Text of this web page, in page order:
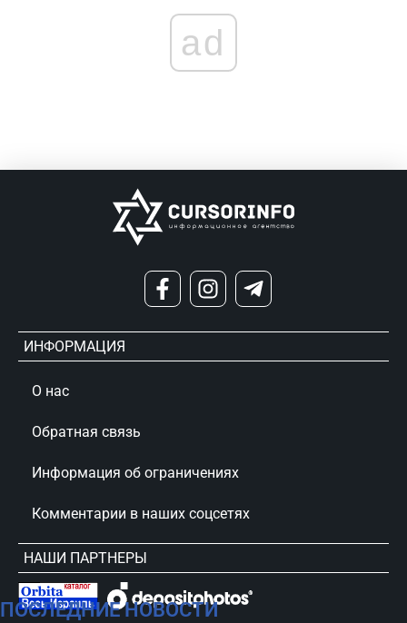
ПОСЛЕДНИЕ НОВОСТИ
ad
ИНФОРМАЦИЯ
О нас
Обратная связь
Информация об ограничениях
Комментарии в наших соцсетях
НАШИ ПАРТНЕРЫ